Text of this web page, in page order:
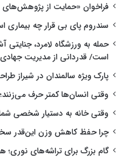
فراخوان «حمایت از
سندروم پای بی قرار چه بیماری
حمله به ورزشگاه لامرد، جنایتی
است/ قدردانی از مدیریت
پارک ویژه سالمندان در شیراز
وقتی انسان‌ها کمتر حرف
وقتی خانه به دستیار شخصی
چرا حفظ کاهش وزن این‌قدر
گام بزرگ برای تراشه‌های